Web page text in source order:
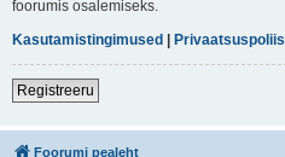
foorumis osalemiseks.
Kasutamistingimused | Privaatsuspoliis
Registreeru
Foorumi pealeht